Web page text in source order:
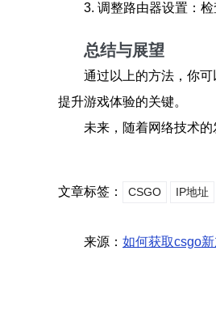
3. 调整路由器设置：
总结与展望
通过以上的方法，你可
提升游戏体验的关键。
未来，随着网络技术
文章标签： CSGO IP地址
来源： 如何获取csgo